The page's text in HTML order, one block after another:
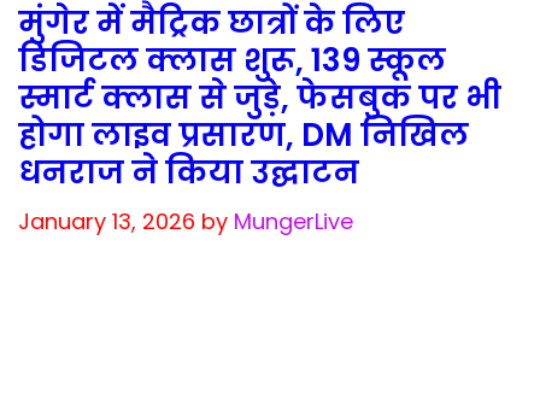
मुंगेर में मैट्रिक छात्रों के लिए
डिजिटल क्लास शुरू, 139 स्कूल
स्मार्ट क्लास से जुड़े, फेसबुक पर भी
होगा लाइव प्रसारण, DM निखिल
धनराज ने किया उद्घाटन
January 13, 2026 by MungerLive